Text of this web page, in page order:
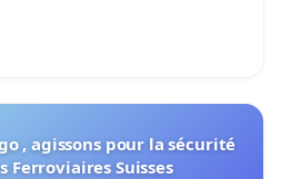
, agissons pour la sécurité
Ferroviaires Suisses